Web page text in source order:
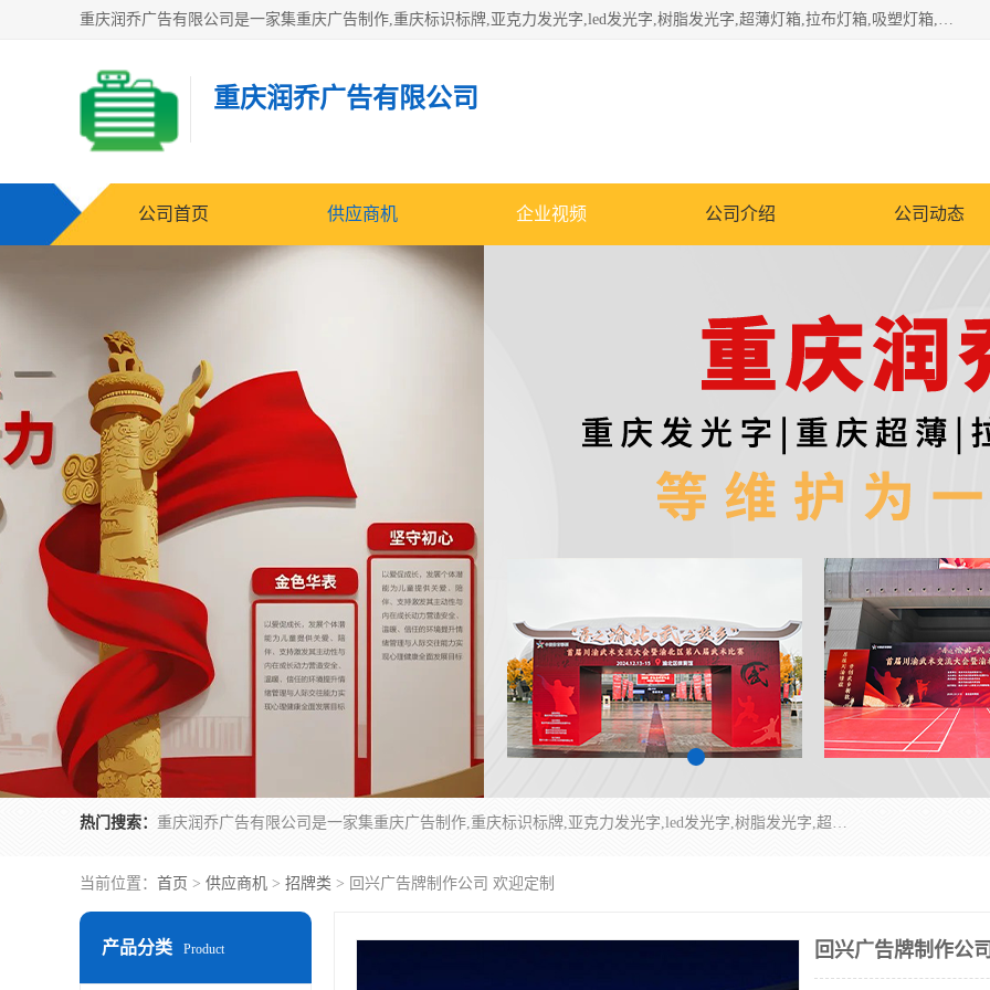
重庆润乔广告有限公司是一家集重庆广告制作,重庆标识标牌,亚克力发光字,led发光字,树脂发光字,超薄灯箱,拉布灯箱,吸塑灯箱,门头招牌,企业形象墙,写真喷绘,x展架,拉网展架,广告展架,条幅,锦旗设计,制作,施工,维护为一体的专业化广告公司.
重庆润乔广告有限公司
公司首页 供应商机 企业视频 公司介绍 公司动态
热门搜索： 重庆润乔广告有限公司是一家集重庆广告制作,重庆标识标牌,亚克力发光字,led发光字,树脂发光字,超薄灯箱,拉布灯箱,吸塑灯箱,门头招牌,企业形象墙,写真喷绘,x展架,拉网展架,广告展架,条幅,锦旗设计,制作,施工,维护为一体的专业化广告公司.
当前位置： 首页 > 供应商机 > 招牌类 > 回兴广告牌制作公司 欢迎定制
产品分类 Product 回兴广告牌制作公